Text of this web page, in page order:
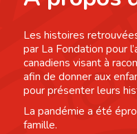
Les histoires
par La Fondation pour
canadiens visant à
afin de donner aux
pour présenter leurs
La pandémie a été
famille.